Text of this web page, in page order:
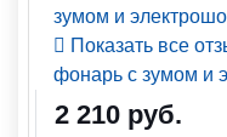
зумом и
Показать все
фонарь с зумом и
2 210 руб.